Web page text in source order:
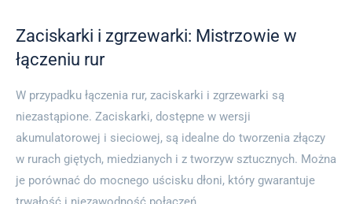
Zaciskarki i zgrzewarki: Mistrzowie w
łączeniu rur
W przypadku łączenia rur, zaciskarki i zgrzewarki są
niezastąpione. Zaciskarki, dostępne w wersji
akumulatorowej i sieciowej, są idealne do tworzenia złączy
w rurach giętych, miedzianych i z tworzyw sztucznych. Można
je porównać do mocnego uścisku dłoni, który gwarantuje